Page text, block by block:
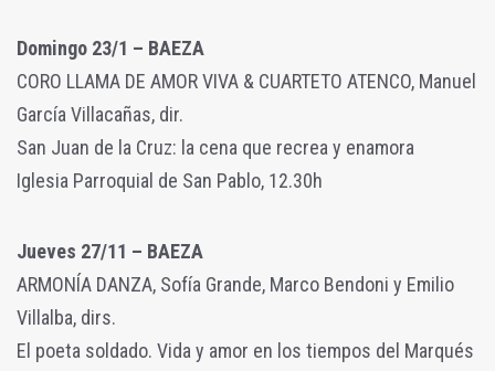
Domingo 23/1 – BAEZA
CORO LLAMA DE AMOR VIVA & CUARTETO ATENCO, Manuel
García Villacañas, dir.
San Juan de la Cruz: la cena que recrea y enamora
Iglesia Parroquial de San Pablo, 12.30h
Jueves 27/11 – BAEZA
ARMONÍA DANZA, Sofía Grande, Marco Bendoni y Emilio
Villalba, dirs.
El poeta soldado. Vida y amor en los tiempos del Marqués